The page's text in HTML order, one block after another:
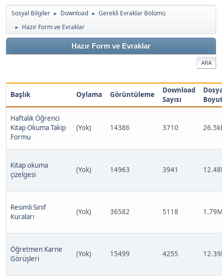
Sosyal Bilgiler ► Download ► Gerekli Evraklar Bölümü
► Hazır Form ve Evraklar
Hazır Form ve Evraklar
ARA
Başlık Oylama Görüntüleme
Download
Sayısı
Haftalık Öğrenci
Kitap Okuma Takip
Formu
(Yok) 14386 3710
Kitap okuma
çizelgesi
(Yok) 14963 3941
Resimli Sınıf
Kuraları
(Yok) 36582 5118
Öğretmen Karne
Görüşleri
(Yok) 15499 4255